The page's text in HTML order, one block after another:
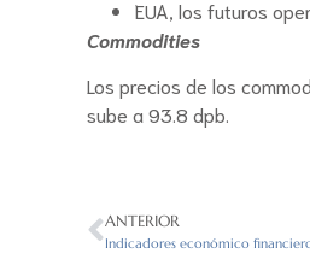
EUA, los futuros
Commodities
Los precios de los
sube a 93.8 dpb.
ANTERIOR
Indicadores económico